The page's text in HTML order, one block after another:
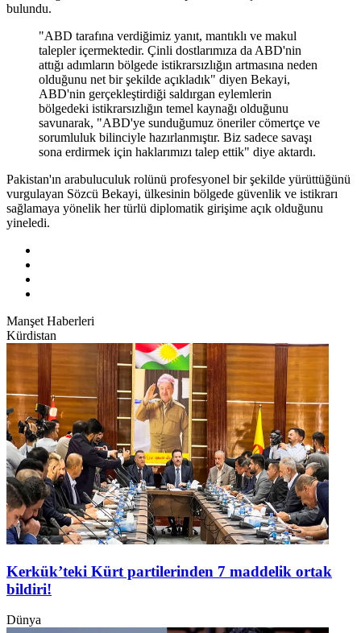
bulundu.
"ABD tarafına verdiğimiz yanıt, mantıklı ve makul
talepler içermektedir. Çinli dostlarımıza da ABD'nin
attığı adımların bölgede istikrarsızlığın artmasına neden
olduğunu net bir şekilde açıkladık" diyen Bekayi,
ABD'nin gerçekleştirdiği saldırgan eylemlerin
bölgedeki istikrarsızlığın temel kaynağı olduğunu
savunarak, "ABD'ye sunduğumuz öneriler cömertçe ve
sorumluluk bilinciyle hazırlanmıştır. Biz sadece savaşı
sona erdirmek için haklarımızı talep ettik" diye aktardı.
Pakistan'ın arabuluculuk rolünü profesyonel bir şekilde yürüttüğünü
vurgulayan Sözcü Bekayi, ülkesinin bölgede güvenlik ve istikrarı
sağlamaya yönelik her türlü diplomatik girişime açık olduğunu
yineledi.
Manşet Haberleri
Kürdistan
Kerkük’teki Kürt partilerinden 7 maddelik ortak
bildiri!
Dünya